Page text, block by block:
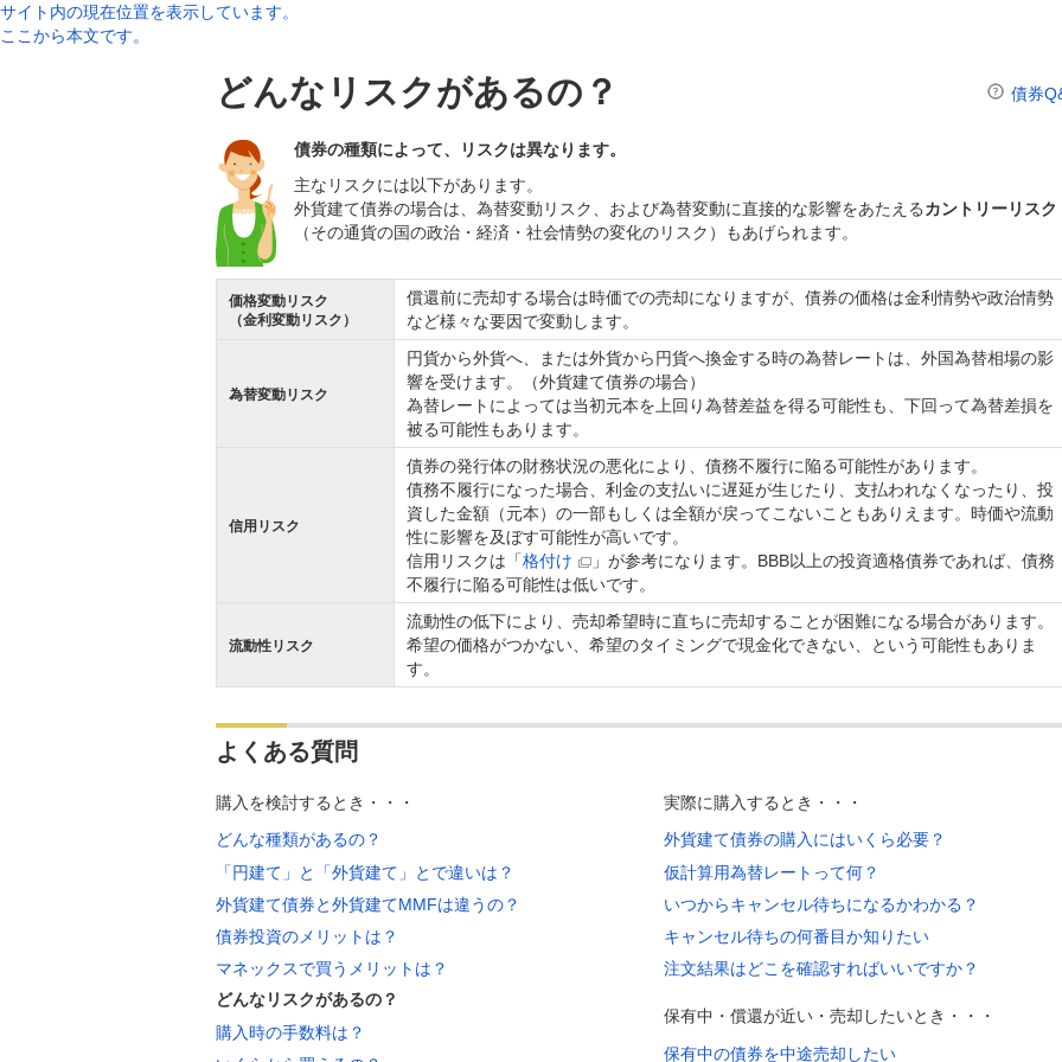
サイト内の現在位置を表示しています。
ここから本文です。
どんなリスクがあるの？ 債券
債券の種類によって、リスクは異なります。
主なリスクには以下があります。
外貨建て債券の場合は、為替変動リスク、および為替変動に直接的な影響をあたえるカントリーリスク
（その通貨の国の政治・経済・社会情勢の変化のリスク）もあげられます。
価格変動リスク
（金利変動リスク）
償還前に売却する場合は時価での売却になりますが、債券の価格は金利情勢や政治情勢
など様々な要因で変動します。
為替変動リスク
円貨から外貨へ、または外貨から円貨へ換金する時の為替レートは、外国為替相場の影
響を受けます。（外貨建て債券の場合）
為替レートによっては当初元本を上回り為替差益を得る可能性も、下回って為替差損を
被る可能性もあります。
信用リスク
債券の発行体の財務状況の悪化により、債務不履行に陥る可能性があります。
債務不履行になった場合、利金の支払いに遅延が生じたり、支払われなくなったり、投
資した金額（元本）の一部もしくは全額が戻ってこないこともありえます。時価や流動
性に影響を及ぼす可能性が高いです。
信用リスクは「格付け
」が参考になります。BBB以上の投資適格債券であれば、債務
不履行に陥る可能性は低いです。
流動性リスク
流動性の低下により、売却希望時に直ちに売却することが困難になる場合があります。
希望の価格がつかない、希望のタイミングで現金化できない、という可能性もありま
す。
よくある質問
購入を検討するとき・・・
どんな種類があるの？
「円建て」と「外貨建て」とで違いは？
外貨建て債券と外貨建てMMFは違うの？
債券投資のメリットは？
マネックスで買うメリットは？
どんなリスクがあるの？
購入時の手数料は？
実際に購入するとき・・・
外貨建て債券の購入にはいくら必要？
仮計算用為替レートって何？
いつからキャンセル待ちになるかわかる？
キャンセル待ちの何番目か知りたい
注文結果はどこを確認すればいいですか？
保有中・償還が近い・売却したいとき・・・
保有中の債券を中途売却したい